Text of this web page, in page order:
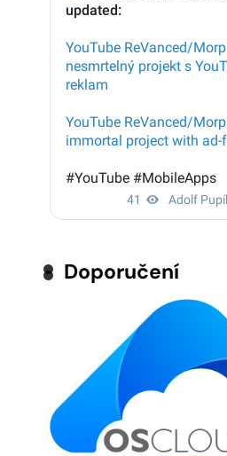
Doporučení